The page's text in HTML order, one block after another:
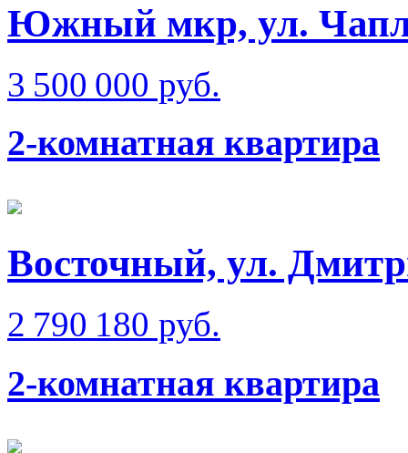
Южный мкр, ул.
3 500 000 руб.
2-комнатная квартира
Восточный, ул.
2 790 180 руб.
2-комнатная квартира